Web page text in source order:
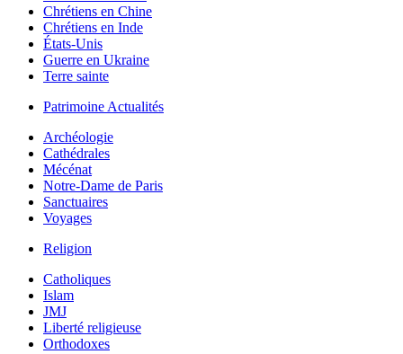
Chrétiens en Chine
Chrétiens en Inde
États-Unis
Guerre en Ukraine
Terre sainte
Patrimoine Actualités
Archéologie
Cathédrales
Mécénat
Notre-Dame de Paris
Sanctuaires
Voyages
Religion
Catholiques
Islam
JMJ
Liberté religieuse
Orthodoxes